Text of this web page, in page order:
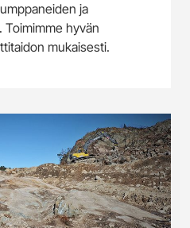
ja
hyvän
mukaisesti.